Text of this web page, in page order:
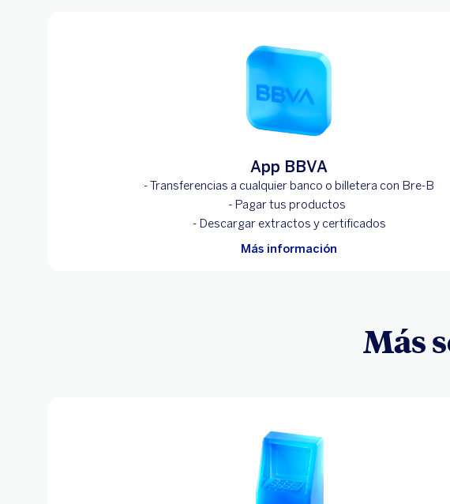
App BBVA
- Transferencias a cualquier banco o billetera con Bre-B
- Pagar tus productos
- Descargar extractos y certificados
Más información
Más